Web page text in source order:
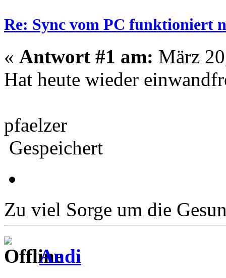
Re: Sync vom PC funktioniert
« Antwort #1 am: März
Hat heute wieder
pfaelzer
Gespeichert
Zu viel Sorge um die
Andi